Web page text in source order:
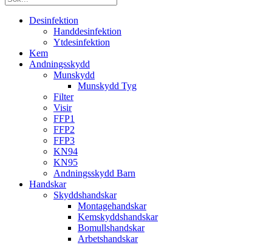
Desinfektion
Handdesinfektion
Ytdesinfektion
Kem
Andningsskydd
Munskydd
Munskydd Tyg
Filter
Visir
FFP1
FFP2
FFP3
KN94
KN95
Andningsskydd Barn
Handskar
Skyddshandskar
Montagehandskar
Kemskyddshandskar
Bomullshandskar
Arbetshandskar